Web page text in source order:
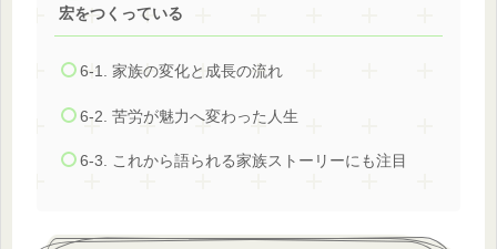
宏をつくっている
6-1. 家族の変化と成長の流れ
6-2. 苦労が魅力へ変わった人生
6-3. これから語られる家族ストーリーにも注目